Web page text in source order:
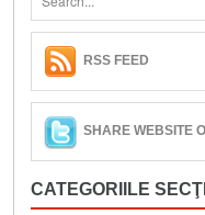
RSS FEED
SHARE WEBSITE
CATEGORIILE